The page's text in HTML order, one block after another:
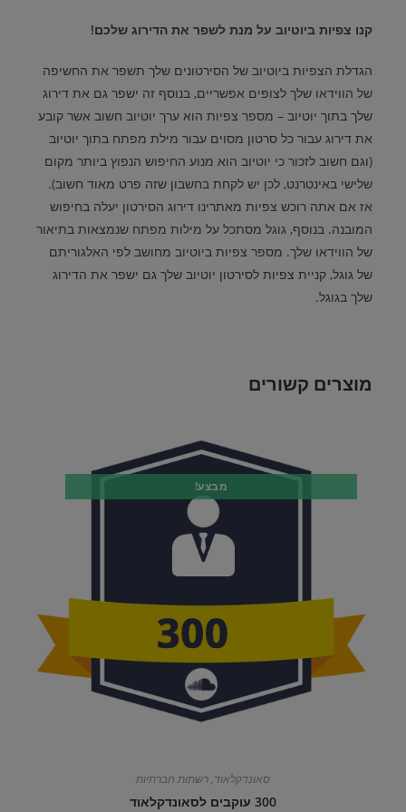
קנו צפיות ביוטיוב על מנת לשפר את הדירוג שלכם!
הגדלת הצפיות ביוטיוב של הסירטונים שלך תשפר את החשיפה
של הווידאו שלך לצופים אפשריים,בנוסף זה ישפר גם את דירוג
שלך בתוך יוטיוב – מספר צפיות הוא ערך יוטיוב חשוב אשר קובע
את דירוג עבור כל סרטון מסוים עבור מילת מפתח בתוך יוטיוב
(וגם חשוב לזכור כי יוטיוב הוא מנוע החיפוש הנפוץ ביותר מקום
שלישי באינטרנט,לכן יש לקחת בחשבון שזה פרט מאוד חשוב).
אז אם אתה רוכש צפיות מאתרינו דירוג הסירטון יעלה בחיפוש
המובנה.בנוסף,גוגל מסתכל על מילות מפתח שנמצאות בתיאור
של הווידאו שלך. מספר צפיות ביוטיוב מחושב לפי האלגוריתם
של גוגל,קניית צפיות לסירטון יוטיוב שלך גם ישפר את הדירוג
שלך בגוגל.
מוצרים קשורים
מבצע!
סאונדקלאוד,רשתות חברתיות
300 עוקבים לסאונדקלאוד